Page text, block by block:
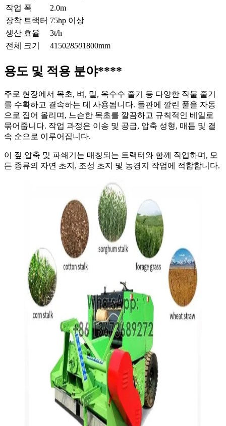
작업 폭
2.0m
장착 트랙터 75hp 이상
생산 효율
3t/h
전체 크기
415028501800mm
용도 및 적용 분야****
주로 현장에서 목초, 벼, 밀, 옥수수 줄기 등 다양한 작물 줄기
를 수확하고 결속하는 데 사용됩니다. 들판에 깔린 풀을 자동
으로 집어 올리며, 느슨한 목초를 깔끔하고 규칙적인 베일로
묶어줍니다. 작업 과정은 이송 및 공급, 압축 성형, 매듭 및 결
속 순으로 이루어집니다.
이 짚 압축 및 파쇄기는 매칭되는 트랙터와 함께 작업하며, 모
든 종류의 자연 초지, 조성 초지 및 농경지 작업에 적합합니다.